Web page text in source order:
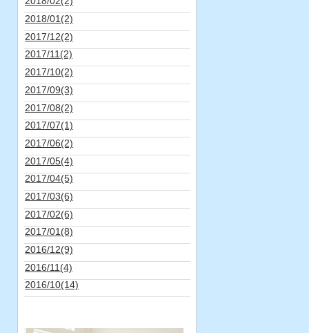
2018/01(2)
2017/12(2)
2017/11(2)
2017/10(2)
2017/09(3)
2017/08(2)
2017/07(1)
2017/06(2)
2017/05(4)
2017/04(5)
2017/03(6)
2017/02(6)
2017/01(8)
2016/12(9)
2016/11(4)
2016/10(14)